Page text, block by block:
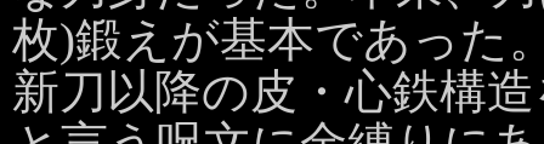
枚)鍛えが基本であった
新刀以降の皮・心鉄構